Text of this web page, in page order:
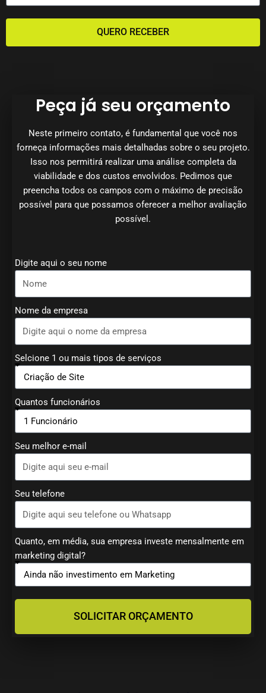
QUERO RECEBER
Peça já seu orçamento
Neste primeiro contato, é fundamental que você nos
forneça informações mais detalhadas sobre o seu projeto.
Isso nos permitirá realizar uma análise completa da
viabilidade e dos custos envolvidos. Pedimos que
preencha todos os campos com o máximo de precisão
possível para que possamos oferecer a melhor avaliação
possível.
Digite aqui o seu nome
Nome da empresa
Selcione 1 ou mais tipos de serviços
Quantos funcionários
Seu melhor e-mail
Seu telefone
Quanto, em média, sua empresa investe mensalmente em
marketing digital?
SOLICITAR ORÇAMENTO